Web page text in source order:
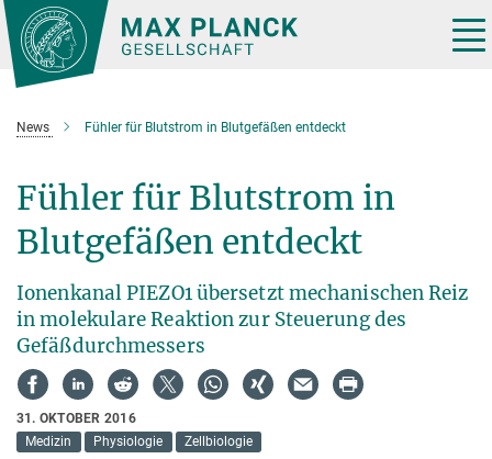
Hauptinhalt
News Fühler für Blutstrom in Blutgefäßen entdeckt
Fühler für Blutstrom in
Blutgefäßen entdeckt
Ionenkanal PIEZO1 übersetzt mechanischen Reiz
in molekulare Reaktion zur Steuerung des
Gefäßdurchmessers
31. OKTOBER 2016
Medizin
Physiologie Zellbiologie